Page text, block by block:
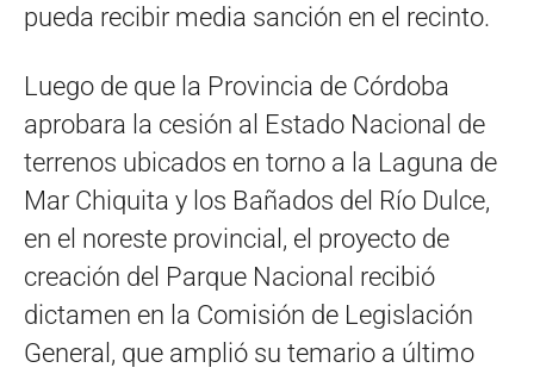
pueda recibir media sanción en el recinto.
Luego de que la Provincia de Córdoba
aprobara la cesión al Estado Nacional de
terrenos ubicados en torno a la Laguna de
Mar Chiquita y los Bañados del Río Dulce,
en el noreste provincial, el proyecto de
creación del Parque Nacional recibió
dictamen en la Comisión de Legislación
General, que amplió su temario a último